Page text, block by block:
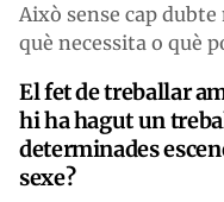
Això sense cap
què necessita o què
El fet de treballar
hi ha hagut un
determinades
sexe?